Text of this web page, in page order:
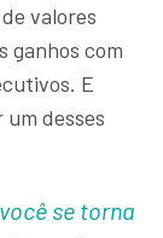
valores
ganhos com
E
desses
se torna